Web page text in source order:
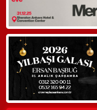
Hemen Arayın
Detaylı Bilgi